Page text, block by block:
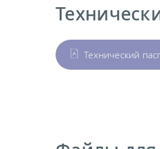
Технический